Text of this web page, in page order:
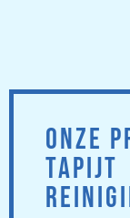
ONZE
TAPIJT